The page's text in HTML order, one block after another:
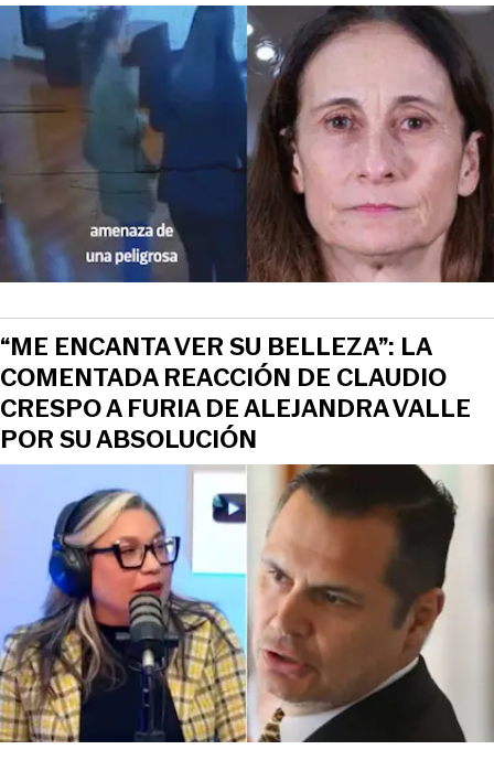
“ME ENCANTA VER SU BELLEZA”: LA
COMENTADA REACCIÓN DE CLAUDIO
CRESPO A FURIA DE ALEJANDRA VALLE
POR SU ABSOLUCIÓN